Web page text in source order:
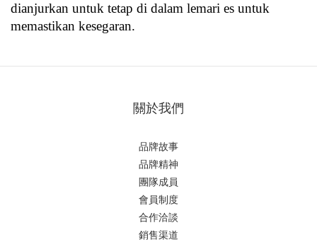
dianjurkan untuk tetap di dalam lemari es untuk
memastikan kesegaran.
關於我們
品牌故事
品牌精神
團隊成員
會員制度
合作洽談
銷售渠道